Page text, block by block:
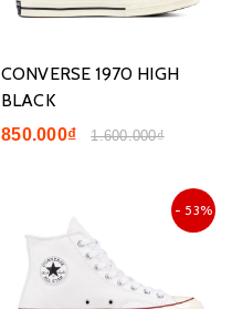
CONVERSE 1970 HIGH
BLACK
850.000₫ 1.600.000₫
- 53%